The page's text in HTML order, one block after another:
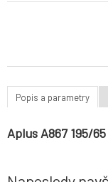
Popis a parametry
Aplus A867 195/65